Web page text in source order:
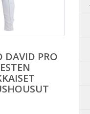
DAVID PRO